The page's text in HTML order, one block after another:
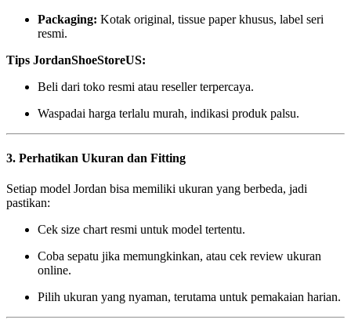
Packaging: Kotak original, tissue paper khusus, label seri
resmi.
Tips JordanShoeStoreUS:
Beli dari toko resmi atau reseller terpercaya.
Waspadai harga terlalu murah, indikasi produk palsu.
3. Perhatikan Ukuran dan Fitting
Setiap model Jordan bisa memiliki ukuran yang berbeda, jadi
pastikan:
Cek size chart resmi untuk model tertentu.
Coba sepatu jika memungkinkan, atau cek review ukuran
online.
Pilih ukuran yang nyaman, terutama untuk pemakaian harian.